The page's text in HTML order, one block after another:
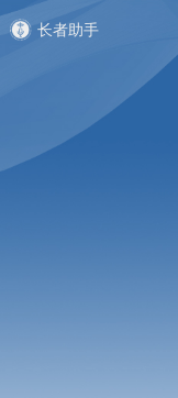
长者助手